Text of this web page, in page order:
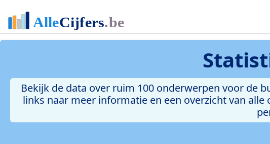
Bekijk de data over ruim 100 onderwerpen voor de
links naar meer informatie en een overzicht van